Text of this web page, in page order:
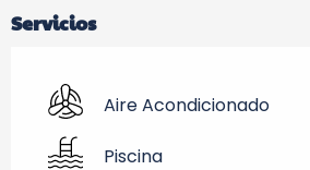
Servicios
Aire Acondicionado
Piscina